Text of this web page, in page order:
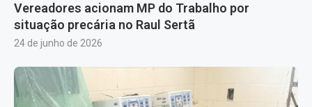
Vereadores acionam MP do Trabalho por
situação precária no Raul Sertã
24 de junho de 2026